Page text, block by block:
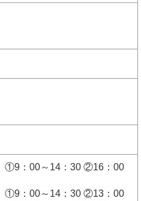
①9：00～14：30 ②16：00
①9：00～14：30 ②13：00